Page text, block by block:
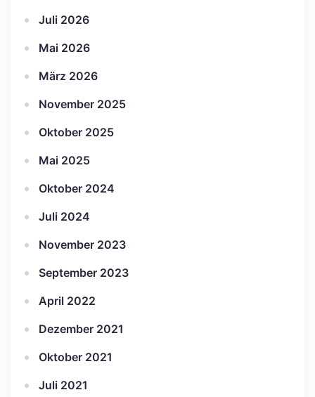
Juli 2026
Mai 2026
März 2026
November 2025
Oktober 2025
Mai 2025
Oktober 2024
Juli 2024
November 2023
September 2023
April 2022
Dezember 2021
Oktober 2021
Juli 2021